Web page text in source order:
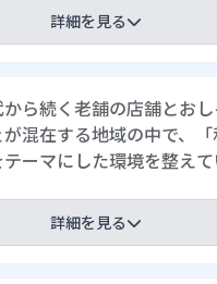
詳細を見る
と色」をテーマに光・色
結びつけた探究活動を展
「ライトテーブル・トレ
ブロック・アクリル積み
具・模様づくり玩具・懐中電
ユニークな素材を用意し
ら続く老舗の店舗とお
混在する地域の中で、「
ーマにした環境を整えて
詳細を見る